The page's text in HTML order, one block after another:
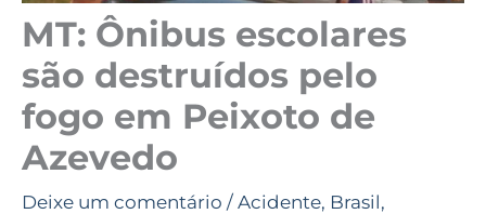
MT: Ônibus escolares
são destruídos pelo
fogo em Peixoto de
Azevedo
Deixe um comentário / Acidente, Brasil,